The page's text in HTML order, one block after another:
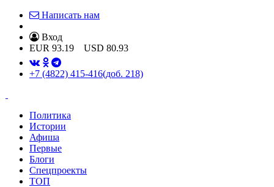
Написать нам
Вход
EUR 93.19 USD 80.93
+7 (4822) 415-416(доб. 218)
Политика
Истории
Афиша
Первые
Блоги
Спецпроекты
ТОП